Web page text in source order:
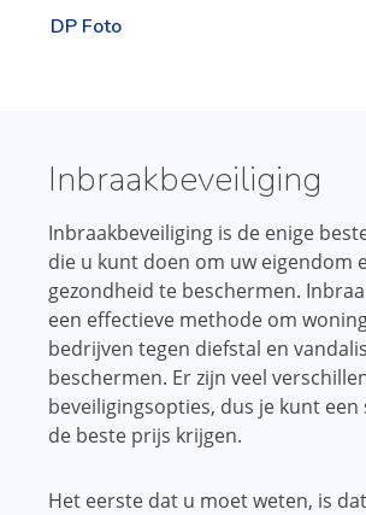
DP Foto
Inbraakbeveiliging
Inbraakbeveiliging is de enige
die u kunt doen om uw eigendom
gezondheid te beschermen.
een effectieve methode om
bedrijven tegen diefstal en
beschermen. Er zijn veel
beveiligingsopties, dus je kunt
de beste prijs krijgen.
Het eerste dat u moet weten, is